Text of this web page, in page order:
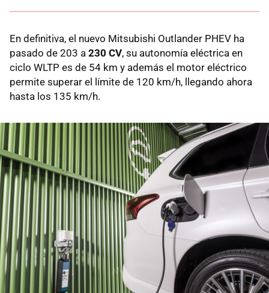
En definitiva, el nuevo Mitsubishi Outlander PHEV ha
pasado de 203 a 230 CV, su autonomía eléctrica en
ciclo WLTP es de 54 km y además el motor eléctrico
permite superar el límite de 120 km/h, llegando ahora
hasta los 135 km/h.